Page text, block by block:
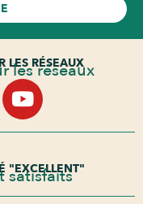
LES RÉSEAUX
les réseaux
"EXCELLENT"
satisfaits